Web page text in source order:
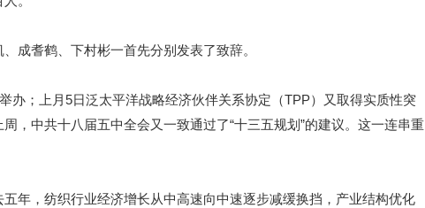
耆鹤、下村彬一首先分别发表了致辞。
；上月5日泛太平洋战略经济伙伴关系协定（TPP）又取得实质性突
，中共十八届五中全会又一致通过了“十三五规划”的建议。这一连串重
，纺织行业经济增长从中高速向中速逐步减缓换挡，产业结构优化